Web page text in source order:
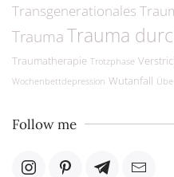
Transgenerationales
TraumaTrauma
Traumatherapie Trotzphase
Wochenbettdepression Wutanfall
Follow me